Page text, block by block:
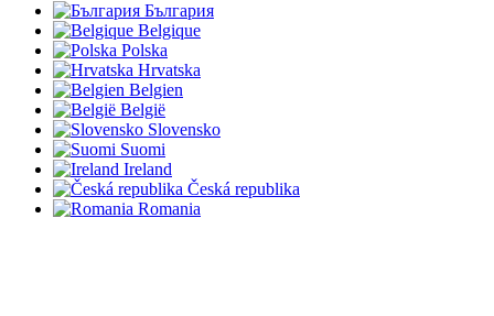
България
Belgique
Polska
Hrvatska
Belgien
België
Slovensko
Suomi
Ireland
Česká republika
Romania